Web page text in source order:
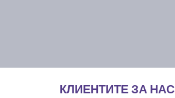
КЛИЕНТИТЕ ЗА НАС